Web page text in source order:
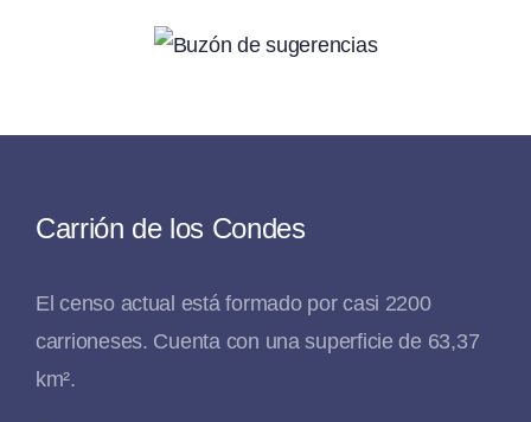
Carrión de los Condes
El censo actual está formado por casi 2200
carrioneses. Cuenta con una superficie de 63,37
km².